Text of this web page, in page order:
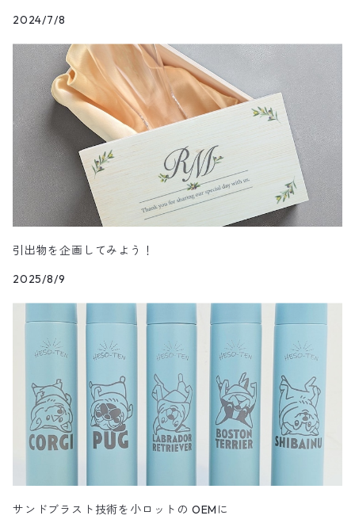
2024/7/8
引出物を企画してみよう！
2025/8/9
サンドブラスト技術を小ロットの OEMに